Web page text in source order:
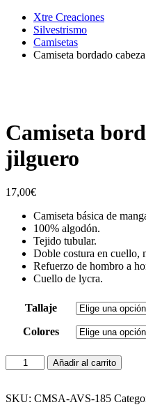
Xtre Creaciones
Silvestrismo
Camisetas
Camiseta bordado
Camiseta
jilguero
17,00€
Camiseta básica de
100% algodón.
Tejido tubular.
Doble costura en cuello,
Refuerzo de hombro a
Cuello de lycra.
Tallaje
Colores
Camiseta
bordado
jilguero
Añadir al carrito
SKU: CMSA-AVS-185